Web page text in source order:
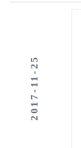
2017-11-25